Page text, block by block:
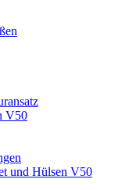
V50
und Hülsen V50